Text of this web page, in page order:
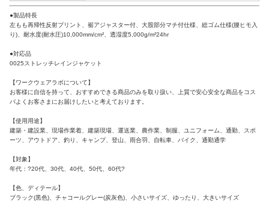
●製品特長
左もも再帰性反射プリント、裾アジャスター付、大股部分マチ付仕様、総ゴム仕様(腰ヒモ入
り)、耐水度(耐水圧)10,000mm/cm²、透湿度5,000g/m²24hr
●対応品
0025ストレッチレインジャケット
【ワークウェアラボについて】
お客様に自信を持って、おすすめできる商品のみを取り扱い、上質で安心安全な商品をコス
パよくお客さまにお届けしたいと考えております。
【使用用途】
建築・建設業、現場作業着、建築現場、運送業、農作業、制服、ユニフォーム、通勤、スポ
ーツ、アウトドア、釣り、キャンプ、登山、雨合羽、自転車、バイク、通勤通学
【対象】
年代：?20代、30代、40代、50代、60代?
【色、ディテール】
ブラック(黒色)、チャコールグレー(炭灰色)、小さいサイズ、ゆったり、大きいサイズ